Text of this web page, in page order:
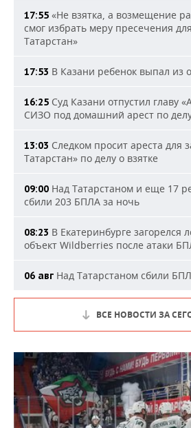
17:55 «Не взятка, а возмещение
смог избрать меру пресечения
Татарстан»
17:53 В Казани ребенок выпал из
16:25 Суд Казани отпустил главу
СИЗО под домашний арест по
13:03 Следком просит ареста для
Татарстан» по делу о взятке
09:00 Над Татарстаном и еще 17
сбили 203 БПЛА за ночь
08:23 В Екатеринбурге загорелся
объект Wildberries после атаки
06 авг Над Татарстаном сбили
ВСЕ НОВОСТИ ЗА